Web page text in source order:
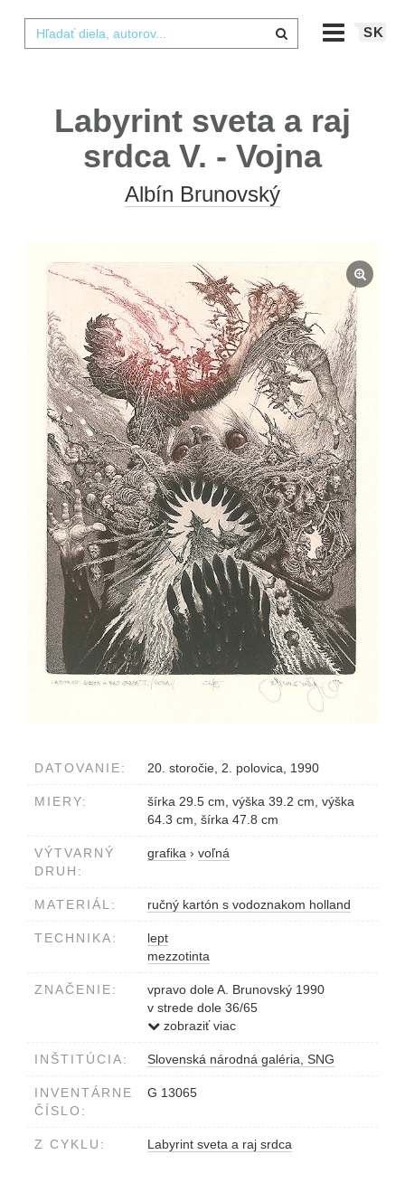
SK
Labyrint sveta a raj
srdca V. - Vojna
Albín Brunovský
DATOVANIE: 20. storočie, 2. polovica, 1990
MIERY:
šírka 29.5 cm, výška 39.2 cm, výška
64.3 cm, šírka 47.8 cm
VÝTVARNÝ
DRUH:
grafika › voľná
MATERIÁL: ručný kartón s vodoznakom holland
TECHNIKA:
lept
mezzotinta
ZNAČENIE:
vpravo dole A. Brunovský 1990
v strede dole 36/65
vľavo dole LABYRINT SVETA A RAJ
zobraziť viac
INŠTITÚCIA: Slovenská národná galéria, SNG
INVENTÁRNE
ČÍSLO:
G 13065
Z CYKLU: Labyrint sveta a raj srdca